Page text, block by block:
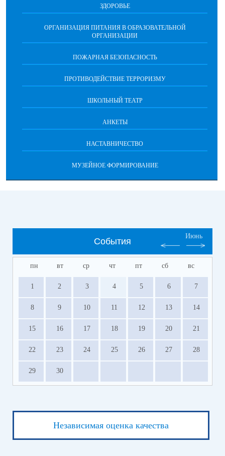
ЗДОРОВЬЕ
ОРГАНИЗАЦИЯ ПИТАНИЯ В ОБРАЗОВАТЕЛЬНОЙ
ОРГАНИЗАЦИИ
ПОЖАРНАЯ БЕЗОПАСНОСТЬ
ПРОТИВОДЕЙСТВИЕ ТЕРРОРИЗМУ
ШКОЛЬНЫЙ ТЕАТР
АНКЕТЫ
НАСТАВНИЧЕСТВО
МУЗЕЙНОЕ ФОРМИРОВАНИЕ
События
Июнь
пн вт ср чт пт сб вс
1 2 3 4 5 6 7
8 9 10 11 12 13 14
15 16 17 18 19 20 21
22 23 24 25 26 27 28
29 30
Независимая оценка качества